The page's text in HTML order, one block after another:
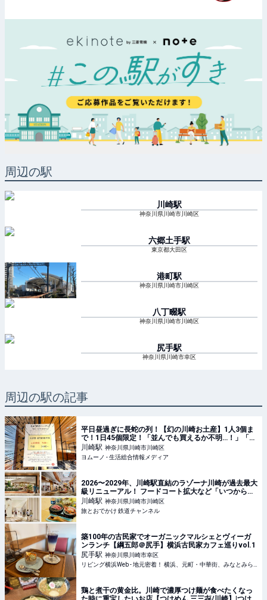
周辺の駅
川崎駅
神奈川県川崎市川崎区
六郷土手駅
東京都大田区
港町駅
神奈川県川崎市川崎区
八丁畷駅
神奈川県川崎市川崎区
尻手駅
神奈川県川崎市幸区
周辺の駅の記事
平日昼過ぎに長蛇の列！【幻の川崎お土産】1人3個ま
で！1日45個限定！「並んでも買えるか不明…！」「み
んな当然のように上限数買ってる…！」 | ヨムーノ
川崎駅 神奈川県川崎市川崎区
ヨムーノ - 生活総合情報メディア
2026〜2029年、川崎駅直結のラゾーナ川崎が過去最大
級リニューアル！ フードコート拡大など「いつから何
が変わるか」徹底解説！ | 旅とおでかけ 鉄道チャンネ
ル
川崎駅 神奈川県川崎市川崎区
旅とおでかけ 鉄道チャンネル
築100年の古民家でオーガニックマルシェとヴィーガ
ンランチ【綱五郎＠尻手】横浜古民家カフェ巡りvol.1
尻手駅 神奈川県川崎市幸区
鶏と煮干の黄金比。川崎で濃厚つけ麺が食べたくなっ